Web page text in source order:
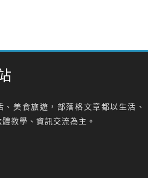
、美食旅遊，部落格文章都以生活、
教學、資訊交流為主。